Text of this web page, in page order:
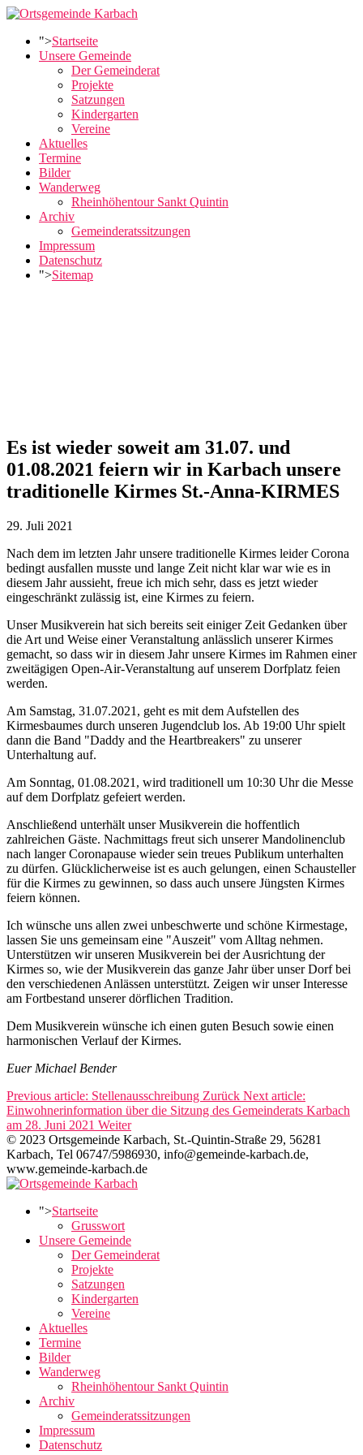
">Startseite
Unsere Gemeinde
Der Gemeinderat
Projekte
Satzungen
Kindergarten
Vereine
Aktuelles
Termine
Bilder
Wanderweg
Rheinhöhentour Sankt Quintin
Archiv
Gemeinderatssitzungen
Impressum
Datenschutz
">Sitemap
Es ist wieder soweit am 31.07. und
01.08.2021 feiern wir in Karbach unsere
traditionelle Kirmes St.-Anna-KIRMES
29. Juli 2021
Nach dem im letzten Jahr unsere traditionelle Kirmes leider Corona
bedingt ausfallen musste und lange Zeit nicht klar war wie es in
diesem Jahr aussieht, freue ich mich sehr, dass es jetzt wieder
eingeschränkt zulässig ist, eine Kirmes zu feiern.
Unser Musikverein hat sich bereits seit einiger Zeit Gedanken über
die Art und Weise einer Veranstaltung anlässlich unserer Kirmes
gemacht, so dass wir in diesem Jahr unsere Kirmes im Rahmen einer
zweitägigen Open-Air-Veranstaltung auf unserem Dorfplatz feien
werden.
Am Samstag, 31.07.2021, geht es mit dem Aufstellen des
Kirmesbaumes durch unseren Jugendclub los. Ab 19:00 Uhr spielt
dann die Band "Daddy and the Heartbreakers" zu unserer
Unterhaltung auf.
Am Sonntag, 01.08.2021, wird traditionell um 10:30 Uhr die Messe
auf dem Dorfplatz gefeiert werden.
Anschließend unterhält unser Musikverein die hoffentlich
zahlreichen Gäste. Nachmittags freut sich unserer Mandolinenclub
nach langer Coronapause wieder sein treues Publikum unterhalten
zu dürfen. Glücklicherweise ist es auch gelungen, einen Schausteller
für die Kirmes zu gewinnen, so dass auch unsere Jüngsten Kirmes
feiern können.
Ich wünsche uns allen zwei unbeschwerte und schöne Kirmestage,
lassen Sie uns gemeinsam eine "Auszeit" vom Alltag nehmen.
Unterstützen wir unseren Musikverein bei der Ausrichtung der
Kirmes so, wie der Musikverein das ganze Jahr über unser Dorf bei
den verschiedenen Anlässen unterstützt. Zeigen wir unser Interesse
am Fortbestand unserer dörflichen Tradition.
Dem Musikverein wünsche ich einen guten Besuch sowie einen
harmonischen Verlauf der Kirmes.
Euer Michael Bender
Previous article: Stellenausschreibung Zurück Next article:
Einwohnerinformation über die Sitzung des Gemeinderats Karbach
am 28. Juni 2021 Weiter
© 2023 Ortsgemeinde Karbach, St.-Quintin-Straße 29, 56281
Karbach, Tel 06747/5986930, info@gemeinde-karbach.de,
www.gemeinde-karbach.de
">Startseite
Grusswort
Unsere Gemeinde
Der Gemeinderat
Projekte
Satzungen
Kindergarten
Vereine
Aktuelles
Termine
Bilder
Wanderweg
Rheinhöhentour Sankt Quintin
Archiv
Gemeinderatssitzungen
Impressum
Datenschutz